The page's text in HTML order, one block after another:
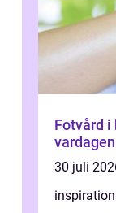
Fotvård i
vardagen
30 juli
inspiration